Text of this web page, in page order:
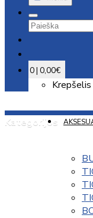
0 | 0,00€
Krepšelis
Kategorijos